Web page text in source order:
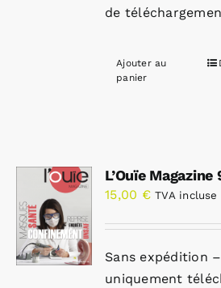
de
Ajouter au
panier
L’Ouïe
15,00 € TVA incluse
Sans expédition
uniquement